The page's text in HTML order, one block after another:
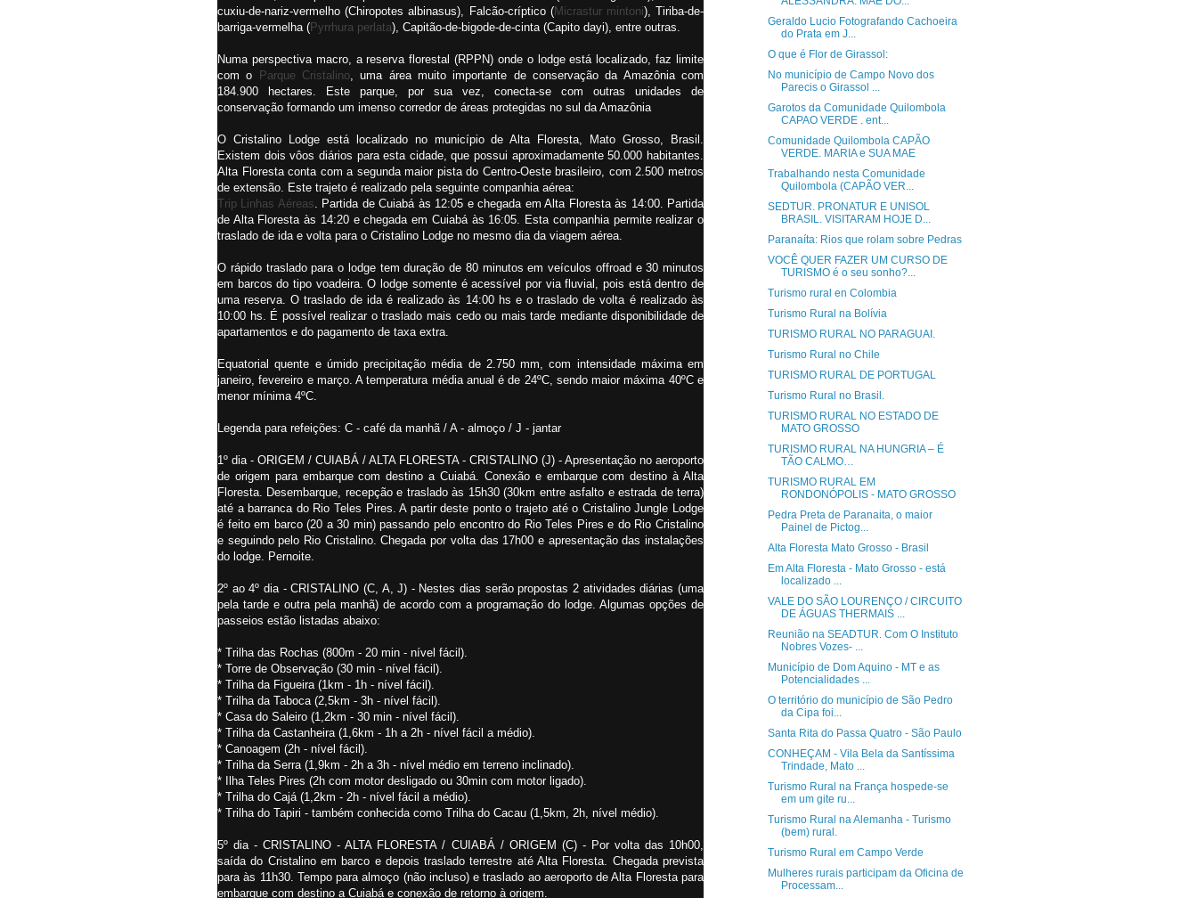
cuxiu-de-nariz-vermelho (Chiropotes albinasus), Falcão-críptico (Micrastur mintoni), Tiriba-de-
barriga-vermelha (Pyrrhura perlata), Capitão-de-bigode-de-cinta (Capito dayi), entre outras.
Numa perspectiva macro, a reserva florestal (RPPN) onde o lodge está localizado, faz limite
com o
Parque Cristalino, uma área muito importante de conservação da Amazônia com
184.900 hectares. Este parque, por sua vez, conecta-se com outras unidades de
conservação formando um imenso corredor de áreas protegidas no sul da Amazônia
O Cristalino Lodge está localizado no município de Alta Floresta, Mato Grosso, Brasil.
Existem dois vôos diários para esta cidade, que possui aproximadamente 50.000 habitantes.
Alta Floresta conta com a segunda maior pista do Centro-Oeste brasileiro, com 2.500 metros
de extensão. Este trajeto é realizado pela seguinte companhia aérea:
Trip Linhas Aéreas. Partida de Cuiabá às 12:05 e chegada em Alta Floresta às 14:00. Partida
de Alta Floresta às 14:20 e chegada em Cuiabá às 16:05. Esta companhia permite realizar o
traslado de ida e volta para o Cristalino Lodge no mesmo dia da viagem aérea.
O rápido traslado para o lodge tem duração de 80 minutos em veículos offroad e 30 minutos
em barcos do tipo voadeira. O lodge somente é acessível por via fluvial, pois está dentro de
uma reserva. O traslado de ida é realizado às 14:00 hs e o traslado de volta é realizado às
10:00 hs. É possível realizar o traslado mais cedo ou mais tarde mediante disponibilidade de
apartamentos e do pagamento de taxa extra.
Equatorial quente e úmido precipitação média de 2.750 mm, com intensidade máxima em
janeiro, fevereiro e março. A temperatura média anual é de 24ºC, sendo maior máxima 40ºC e
menor mínima 4ºC.
Legenda para refeições: C - café da manhã / A - almoço / J - jantar
1º dia - ORIGEM / CUIABÁ / ALTA FLORESTA - CRISTALINO (J) - Apresentação no aeroporto
de origem para embarque com destino a Cuiabá. Conexão e embarque com destino à Alta
Floresta. Desembarque, recepção e traslado às 15h30 (30km entre asfalto e estrada de terra)
até a barranca do Rio Teles Pires. A partir deste ponto o trajeto até o Cristalino Jungle Lodge
é feito em barco (20 a 30 min) passando pelo encontro do Rio Teles Pires e do Rio Cristalino
e seguindo pelo Rio Cristalino. Chegada por volta das 17h00 e apresentação das instalações
do lodge. Pernoite.
2º ao 4º dia - CRISTALINO (C, A, J) - Nestes dias serão propostas 2 atividades diárias (uma
pela tarde e outra pela manhã) de acordo com a programação do lodge. Algumas opções de
passeios estão listadas abaixo:
* Trilha das Rochas (800m - 20 min - nível fácil).
* Torre de Observação (30 min - nível fácil).
* Trilha da Figueira (1km - 1h - nível fácil).
* Trilha da Taboca (2,5km - 3h - nível fácil).
* Casa do Saleiro (1,2km - 30 min - nível fácil).
* Trilha da Castanheira (1,6km - 1h a 2h - nível fácil a médio).
* Canoagem (2h - nível fácil).
* Trilha da Serra (1,9km - 2h a 3h - nível médio em terreno inclinado).
* Ilha Teles Pires (2h com motor desligado ou 30min com motor ligado).
* Trilha do Cajá (1,2km - 2h - nível fácil a médio).
* Trilha do Tapiri - também conhecida como Trilha do Cacau (1,5km, 2h, nível médio).
5º dia - CRISTALINO - ALTA FLORESTA / CUIABÁ / ORIGEM (C) - Por volta das 10h00,
saída do Cristalino em barco e depois traslado terrestre até Alta Floresta. Chegada prevista
para às 11h30. Tempo para almoço (não incluso) e traslado ao aeroporto de Alta Floresta para
embarque com destino a Cuiabá e conexão de retorno à origem.
Geraldo Lucio Fotografando Cachoeira
do Prata em J...
O que é Flor de Girassol:
No município de Campo Novo dos
Parecis o Girassol ...
Garotos da Comunidade Quilombola
CAPAO VERDE . ent...
Comunidade Quilombola CAPÃO
VERDE. MARIA e SUA MAE
Trabalhando nesta Comunidade
Quilombola (CAPÃO VER...
SEDTUR. PRONATUR E UNISOL
BRASIL. VISITARAM HOJE D...
Paranaíta: Rios que rolam sobre Pedras
VOCÊ QUER FAZER UM CURSO DE
TURISMO é o seu sonho?...
Turismo rural en Colombia
Turismo Rural na Bolívia
TURISMO RURAL NO PARAGUAI.
Turismo Rural no Chile
TURISMO RURAL DE PORTUGAL
Turismo Rural no Brasil.
TURISMO RURAL NO ESTADO DE
MATO GROSSO
TURISMO RURAL NA HUNGRIA – É
TÃO CALMO…
TURISMO RURAL EM
RONDONÓPOLIS - MATO GROSSO
Pedra Preta de Paranaita, o maior
Painel de Pictog...
Alta Floresta Mato Grosso - Brasil
Em Alta Floresta - Mato Grosso - está
localizado ...
VALE DO SÃO LOURENÇO / CIRCUITO
DE ÁGUAS THERMAIS ...
Reunião na SEADTUR. Com O Instituto
Nobres Vozes- ...
Município de Dom Aquino - MT e as
Potencialidades ...
O território do município de São Pedro
da Cipa foi...
Santa Rita do Passa Quatro - São Paulo
CONHEÇAM - Vila Bela da Santíssima
Trindade, Mato ...
Turismo Rural na França hospede-se
em um gite ru...
Turismo Rural na Alemanha - Turismo
(bem) rural.
Turismo Rural em Campo Verde
Mulheres rurais participam da Oficina de
Processam...